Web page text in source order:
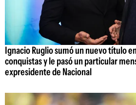
Ignacio Ruglio sumó un nuevo título
conquistas y le pasó un particular
expresidente de Nacional